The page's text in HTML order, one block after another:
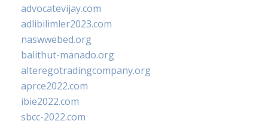
advocatevijay.com
adlibilimler2023.com
naswwebed.org
balithut-manado.org
alteregotradingcompany.org
aprce2022.com
ibie2022.com
sbcc-2022.com